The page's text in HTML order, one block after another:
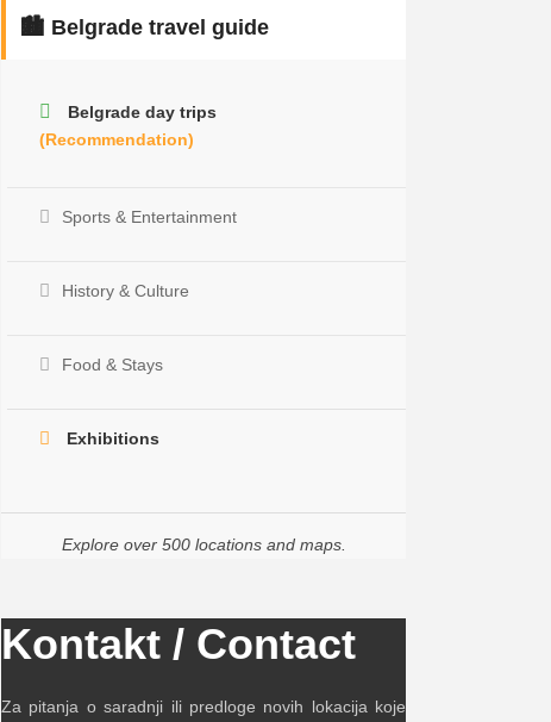
🏙️ Belgrade travel guide
Belgrade day trips
(Recommendation)
Sports & Entertainment
History & Culture
Food & Stays
Exhibitions
Explore over 500 locations and maps.
Kontakt / Contact
Za pitanja o saradnji ili predloge novih lokacija koje